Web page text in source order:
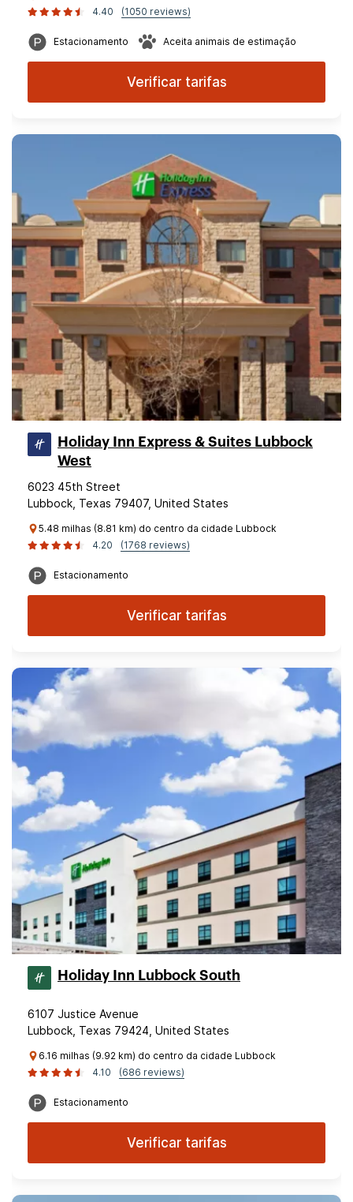
4.40
(1050 reviews)
Estacionamento Aceita animais de estimação
Verificar tarifas
Holiday Inn Express & Suites Lubbock
West
6023 45th Street
Lubbock, Texas 79407, United States
5.48 milhas (8.81 km) do centro da cidade Lubbock
4.20
(1768 reviews)
Estacionamento
Verificar tarifas
Holiday Inn Lubbock South
6107 Justice Avenue
Lubbock, Texas 79424, United States
6.16 milhas (9.92 km) do centro da cidade Lubbock
4.10
(686 reviews)
Estacionamento
Verificar tarifas